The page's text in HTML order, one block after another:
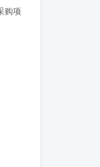
购项